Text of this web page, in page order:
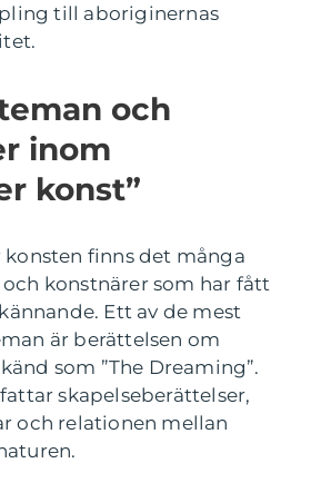
till aboriginernas
och
inom
konst”
finns det många
konstnärer som har fått
Ett av de mest
är berättelsen om
som ”The Dreaming”.
skapelseberättelser,
och relationen mellan